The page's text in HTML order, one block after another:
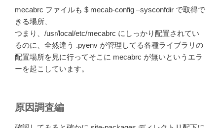
mecabrc ファイルも $ mecab-config –sysconfdir で取得で
きる場所、
つまり、/usr/local/etc/mecabrc にしっかり配置されてい
るのに、全然違う .pyenv が管理してる各種ライブラリの
配置場所を見に行ってそこに mecabrc が無いというエラ
ーを起こしています。
原因調査編